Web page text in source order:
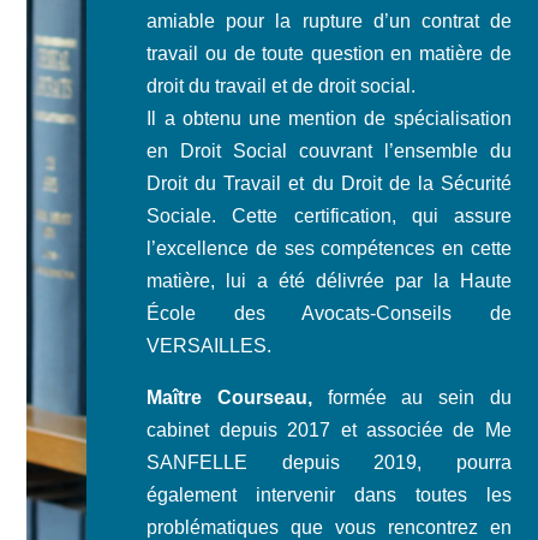
amiable pour la rupture d’un contrat de
travail ou de toute question en matière de
droit du travail et de droit social.
Il a obtenu une mention de spécialisation
en Droit Social couvrant l’ensemble du
Droit du Travail et du Droit de la Sécurité
Sociale. Cette certification, qui assure
l’excellence de ses compétences en cette
matière, lui a été délivrée par la Haute
École des Avocats-Conseils de
VERSAILLES.
Maître Courseau, formée au sein du
cabinet depuis 2017 et associée de Me
SANFELLE depuis 2019, pourra
également intervenir dans toutes les
problématiques que vous rencontrez en